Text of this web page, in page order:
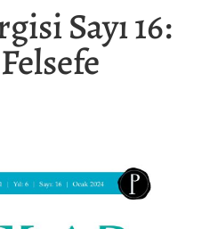
Sayı 16: